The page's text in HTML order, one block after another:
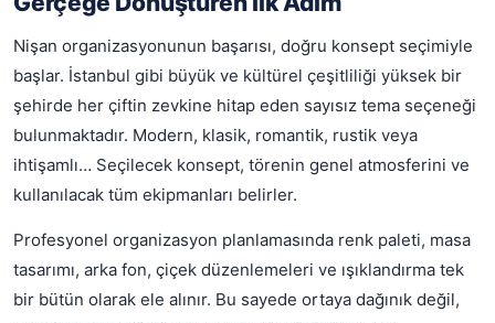
Nişan organizasyonunun başarısı, doğru konsept seçimiyle
başlar. İstanbul gibi büyük ve kültürel çeşitliliği yüksek bir
şehirde her çiftin zevkine hitap eden sayısız tema seçeneği
bulunmaktadır. Modern, klasik, romantik, rustik veya
ihtişamlı… Seçilecek konsept, törenin genel atmosferini ve
kullanılacak tüm ekipmanları belirler.
Profesyonel organizasyon planlamasında renk paleti, masa
tasarımı, arka fon, çiçek düzenlemeleri ve ışıklandırma tek
bir bütün olarak ele alınır. Bu sayede ortaya dağınık değil,